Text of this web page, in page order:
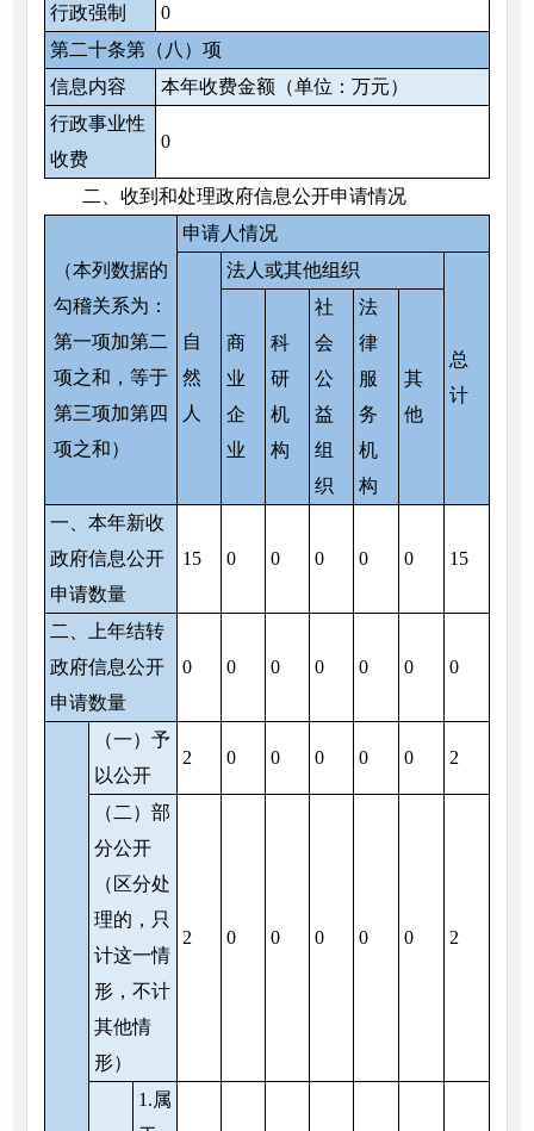
行政强制
0
第二十条第（八）项
信息内容
本年收费金额（单位：万元）
行政事业性
收费
0
二、收到和处理政府信息公开申请情况
（本列数据的
勾稽关系为：
第一项加第二
项之和，等于
第三项加第四
项之和）
申请人情况
自
然
人
法人或其他组织
总
计
商
业
企
业
科
研
机
构
社
会
公
益
组
织
法
律
服
务
机
构
其
他
一、本年新收
政府信息公开
申请数量
15 0 0 0 0 0 15
二、上年结转
政府信息公开
申请数量
0 0 0 0 0 0 0
（一）予
以公开
2 0 0 0 0 0 2
（二）部
分公开
（区分处
理的，只
计这一情
形，不计
其他情
形）
2 0 0 0 0 0 2
1.属